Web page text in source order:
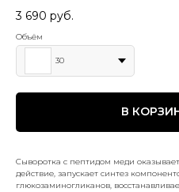
3 690 руб.
Объём
30
В
Сыворотка с пептидом меди
действие, запускает синтез
глюкозаминогликанов,